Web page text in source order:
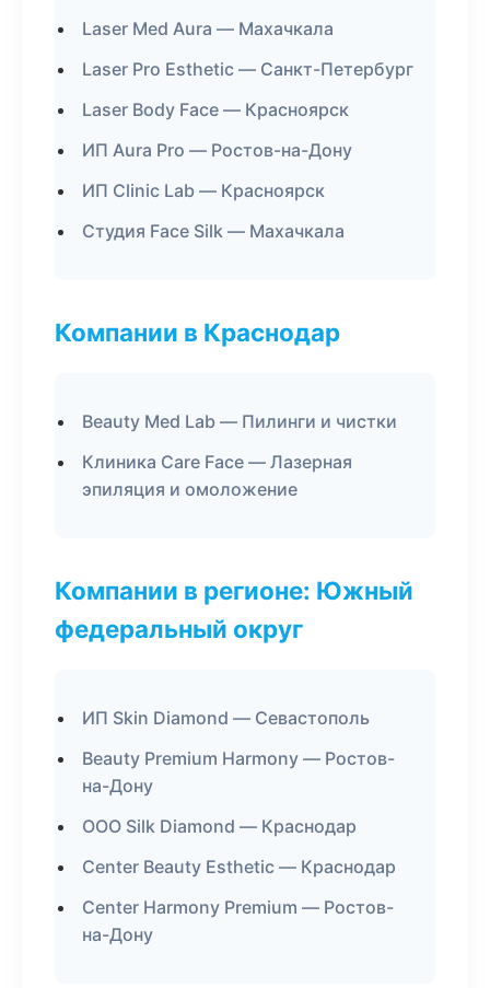
Laser Med Aura — Махачкала
Laser Pro Esthetic — Санкт-Петербург
Laser Body Face — Красноярск
ИП Aura Pro — Ростов-на-Дону
ИП Clinic Lab — Красноярск
Студия Face Silk — Махачкала
Компании в Краснодар
Beauty Med Lab — Пилинги и чистки
Клиника Care Face — Лазерная
эпиляция и омоложение
Компании в регионе: Южный
федеральный округ
ИП Skin Diamond — Севастополь
Beauty Premium Harmony — Ростов-
на-Дону
ООО Silk Diamond — Краснодар
Center Beauty Esthetic — Краснодар
Center Harmony Premium — Ростов-
на-Дону